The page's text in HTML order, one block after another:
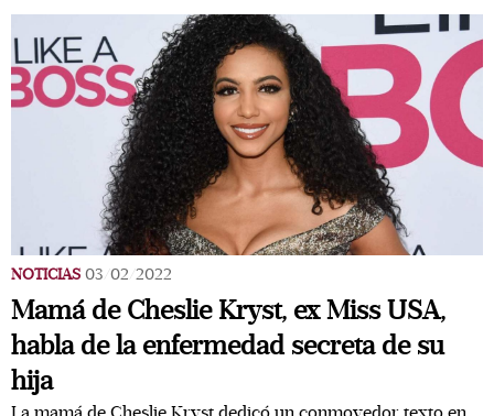
NOTICIAS 03/02/2022
Mamá de Cheslie Kryst, ex Miss USA,
habla de la enfermedad secreta de su
hija